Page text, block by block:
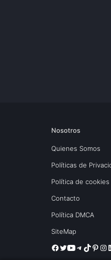
Nosotros
Quienes Somos
Políticas de
Política de cookies
Contacto
Política DMCA
SiteMap